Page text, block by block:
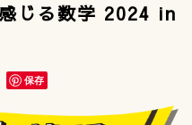
る数学 2024 in
保存